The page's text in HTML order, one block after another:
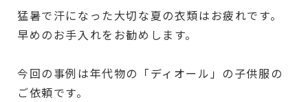
猛暑で汗になった大切な夏の衣類はお疲れです。
早めのお手入れをお勧めします。
今回の事例は年代物の「ディオール」の子供服の
ご依頼です。